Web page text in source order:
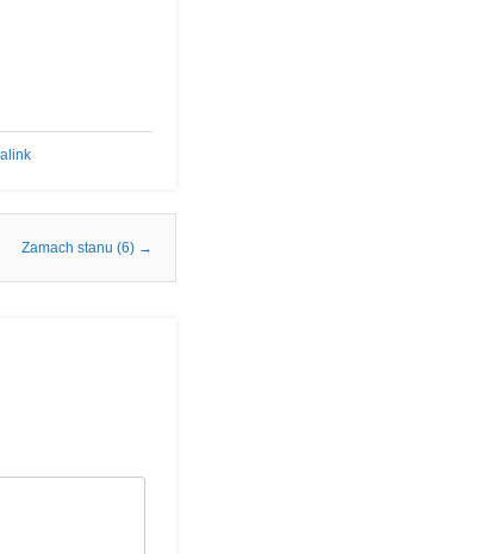
Zamach stanu (6) →